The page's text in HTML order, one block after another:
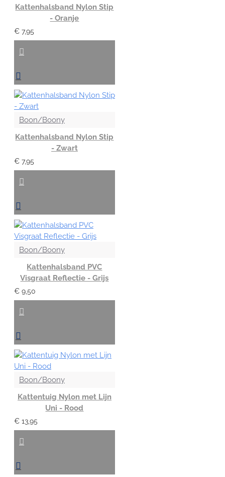
Kattenhalsband Nylon Stip
- Oranje
€ 7,95
Boon/Boony
Kattenhalsband Nylon Stip
- Zwart
€ 7,95
Boon/Boony
Kattenhalsband PVC
Visgraat Reflectie - Grijs
€ 9,50
Boon/Boony
Kattentuig Nylon met Lijn
Uni - Rood
€ 13,95